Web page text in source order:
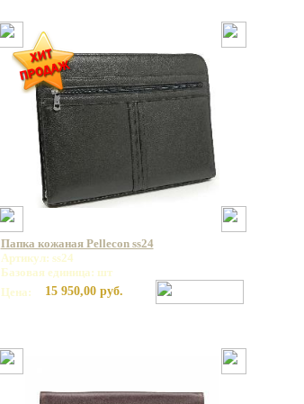
Папка кожаная Pellecon ss24
Артикул: ss24
Базовая единица: шт
Цена:
15 950,00 руб.